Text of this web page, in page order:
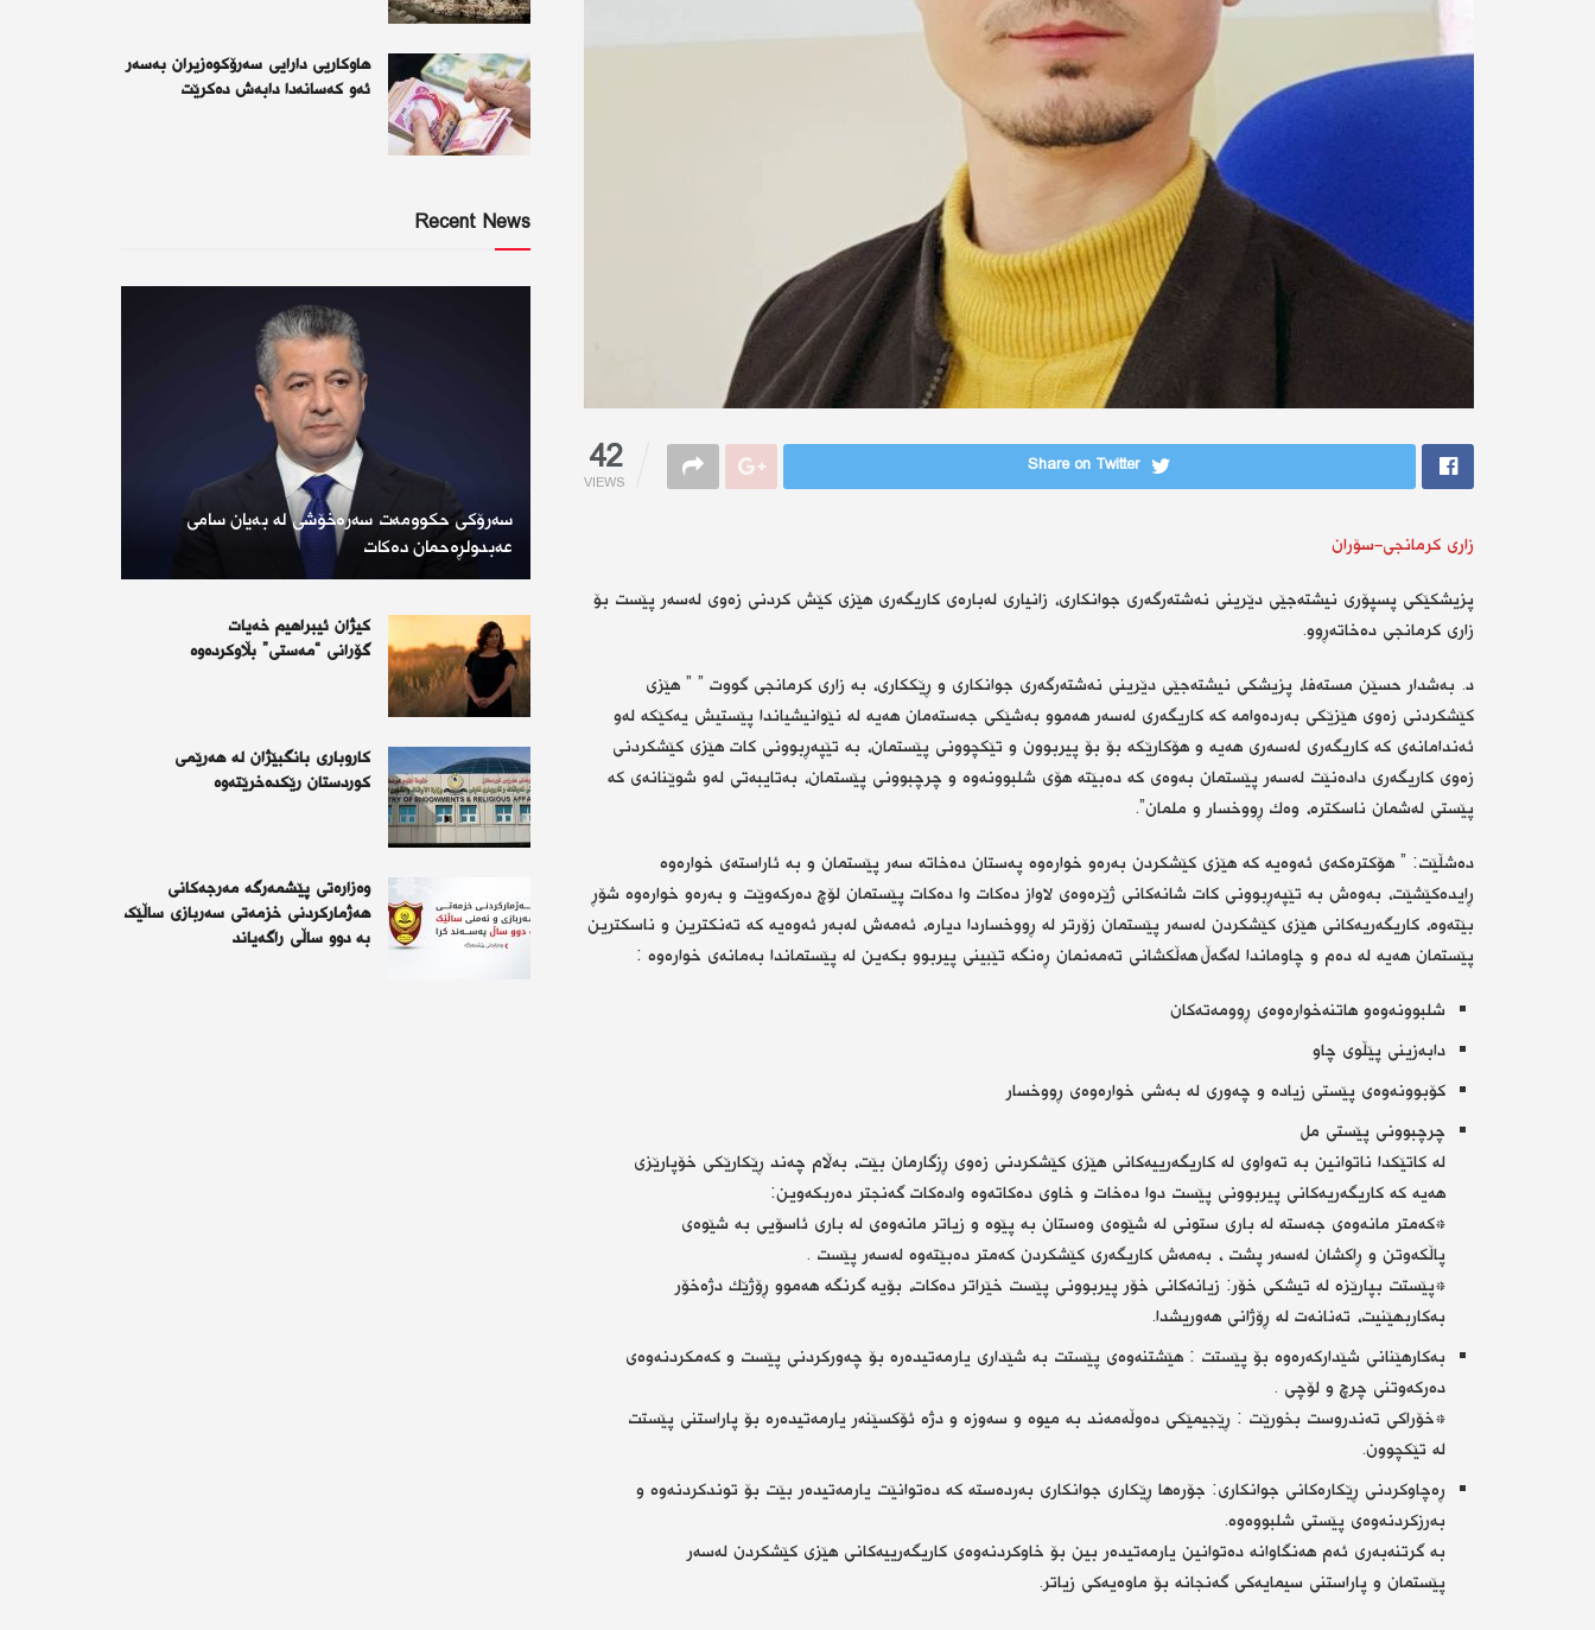
42
VIEWS
Share on Twitter
زاری كرمانجی-سۆران
پزیشكێكی پسپۆری نیشتەجێی دێرینی نەشتەرگەری جوانكاری، زانیاری لەبارەی كاریگەری هێزی كێش كردنی زەوی لەسەر پێست بۆ
زاری كرمانجی دەخاتەڕوو.
د. بەشدار حسێن مستەفا، پزیشكی نیشتەجێی دێرینی نەشتەرگەری جوانكاری و ڕێككاری، بە زاری كرمانجی گووت ” ” هێزی
كێشكردنی زەوی هێزێكی بەردەوامە كە كاریگەری لەسەر هەموو بەشێكی جەستەمان هەیە لە نێوانیشیاندا پێستیش یەكێكە لەو
ئەندامانەی كە كاریگەری لەسەری هەیە و هۆكارێكە بۆ بۆ پیربوون و تێكچوونی پێستمان، بە تێپەڕبوونی كات هێزی كێشكردنی
زەوی كاریگەری دادەنێت لەسەر پێستمان بەوەی كە دەبێتە هۆی شلبوونەوە و چرچبوونی پێستمان، بەتایبەتی لەو شوێنانەی كە
پێستی لەشمان ناسكترە، وەك ڕووخسار و ملمان”.
دەشڵێت: ” هۆكترەكەی ئەوەیە كە هێزی كێشكردن بەرەو خوارەوە پەستان دەخاتە سەر پێستمان و بە ئاراستەی خوارەوە
ڕایدەكێشێت، بەوەش بە تێپەڕبوونی كات شانەكانی ژێرەوەی لاواز دەكات وا دەكات پێستمان لۆچ دەركەوێت و بەرەو خوارەوە شۆڕ
بێتەوە، كاریگەریەكانی هێزی كێشكردن لەسەر پێستمان زۆرتر لە ڕووخساردا دیارە، ئەمەش لەبەر ئەوەیە كە تەنكترین و ناسكترین
پێستمان هەیە لە دەم و چاوماندا لەگەڵ هەڵكشانی تەمەنمان ڕەنگە تێبینی پیربوو بكەین لە پێستماندا بەمانەی خوارەوە :
شلبوونەوەو هاتنەخوارەوەی ڕوومەتەكان
دابەزینی پێڵوی چاو
كۆبوونەوەی پێستی زیادە و چەوری لە بەشی خوارەوەی ڕووخسار
چرچبوونی پێستی مل
لە كاتێكدا ناتوانین بە تەواوی لە كاریگەرییەكانی هێزی كێشكردنی زەوی ڕزگارمان بێت، بەڵام چەند ڕێكارێكی خۆپارێزی
هەیە كە كاریگەریەكانی پیربوونی پێست دوا دەخات و خاوی دەكاتەوە وادەكات گەنجتر دەربكەوین:
*كەمتر مانەوەی جەستە لە باری ستونی لە شێوەی وەستان بە پێوە و زیاتر مانەوەی لە باری ئاسۆیی بە شێوەی
پاڵكەوتن و ڕاكشان لەسەر پشت ، بەمەش كاریگەری كێشكردن كەمتر دەبێتەوە لەسەر پێست .
*پێستت بپارێزە لە تیشكی خۆر: زیانەكانی خۆر پیربوونی پێست خێراتر دەكات، بۆیە گرنگە هەموو ڕۆژێك دژەخۆر
بەكاربهێنیت، تەنانەت لە ڕۆژانی هەوریشدا.
بەكارهێنانی شێداركەرەوە بۆ پێستت : هێشتنەوەی پێستت بە شێداری یارمەتیدەرە بۆ چەوركردنی پێست و كەمكردنەوەی
دەركەوتنی چرچ و لۆچی .
*خۆراكی تەندروست بخورێت : ڕێجیمێكی دەوڵەمەند بە میوە و سەوزە و دژە ئۆكسێنەر یارمەتیدەرە بۆ پاراستنی پێستت
لە تێكچوون.
ڕەچاوكردنی ڕێكارەكانی جوانكاری: جۆرەها ڕێكاری جوانكاری بەردەستە كە دەتوانێت یارمەتیدەر بێت بۆ توندكردنەوە و
بەرزكردنەوەی پێستی شلبووەوە.
بە گرتنەبەری ئەم هەنگاوانە دەتوانین یارمەتیدەر بین بۆ خاوكردنەوەی كاریگەرییەكانی هێزی كێشكردن لەسەر
پێستمان و پاراستنی سیمایەكی گەنجانە بۆ ماوەیەكی زیاتر.
هاوکاریی دارایی سەرۆکوەزیران بەسەر
ئەو كەسانەدا دابەش دەکرێت
Recent News
سەرۆکی حکوومەت سەرەخۆشی لە بەیان سامی
عەبدولڕەحمان دەکات
کیژان ئیبراهیم خەیات
گۆرانی “مەستی” بڵاوکردەوە
کاروباری بانگبێژان لە هەرێمی
کوردستان رێکدەخرێتەوە
وەزارەتی پێشمەرگە مەرجەکانی
هەژمارکردنی خزمەتی سەربازی ساڵێک
بە دوو ساڵی راگەیاند